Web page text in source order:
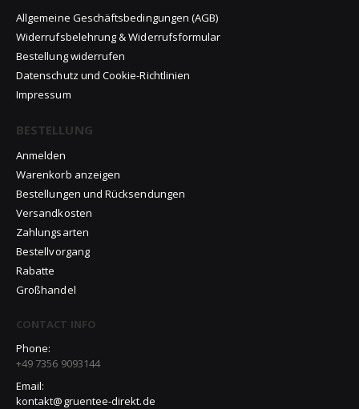
Allgemeine Geschäftsbedingungen (AGB)
Widerrufsbelehrung & Widerrufsformular
Bestellung widerrufen
Datenschutz und Cookie-Richtlinien
Impressum
BESTELLUNG
Anmelden
Warenkorb anzeigen
Bestellungen und Rücksendungen
Versandkosten
Zahlungsarten
Bestellvorgang
Rabatte
Großhandel
CONTACT INFO
Phone:
+49 7356 9093144
Email:
kontakt@gruentee-direkt.de